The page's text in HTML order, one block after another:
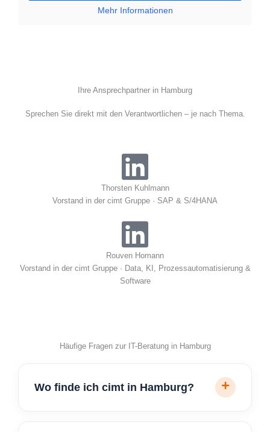
Mehr Informationen
Ihre Ansprechpartner in Hamburg
Sprechen Sie direkt mit den Verantwortlichen – je nach Thema.
Thorsten Kuhlmann
Vorstand in der cimt Gruppe · SAP & S/4HANA
Rouven Homann
Vorstand in der cimt Gruppe · Data, KI, Prozessautomatisierung &
Software
Häufige Fragen zur IT-Beratung in Hamburg
Wo finde ich cimt in Hamburg?